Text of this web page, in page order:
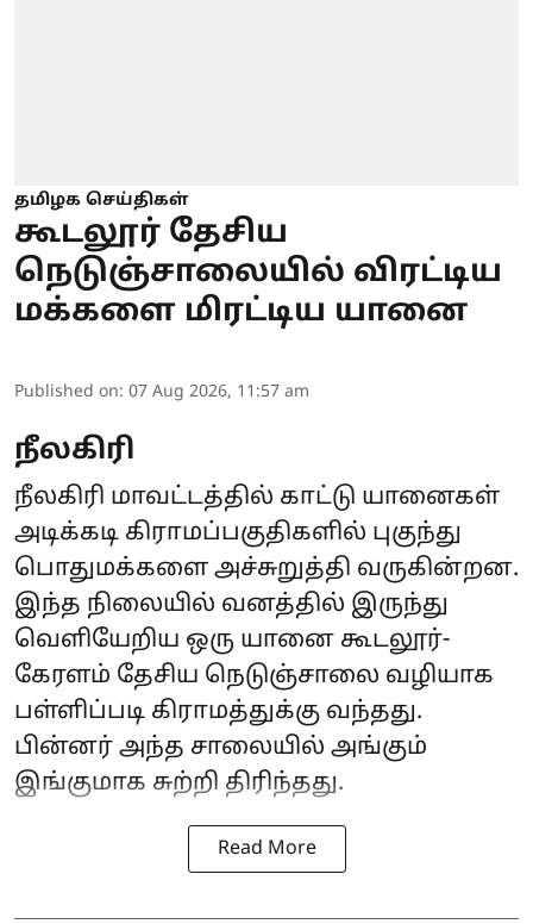
தமிழக செய்திகள்
கூடலூர் தேசிய
நெடுஞ்சாலையில் விரட்டிய
மக்களை மிரட்டிய யானை
Published on: 07 Aug 2026, 11:57 am
நீலகிரி
நீலகிரி மாவட்டத்தில் காட்டு யானைகள்
அடிக்கடி கிராமப்பகுதிகளில் புகுந்து
பொதுமக்களை அச்சுறுத்தி வருகின்றன.
இந்த நிலையில் வனத்தில் இருந்து
வெளியேறிய ஒரு யானை கூடலூர்-
கேரளம் தேசிய நெடுஞ்சாலை வழியாக
பள்ளிப்படி கிராமத்துக்கு வந்தது.
பின்னர் அந்த சாலையில் அங்கும்
இங்குமாக சுற்றி திரிந்தது.
Read More